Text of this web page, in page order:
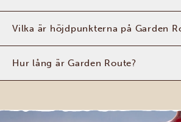
Vilka är höjdpunkterna på Garden
Hur lång är Garden Route?